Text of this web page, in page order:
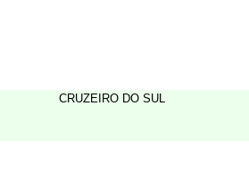
CRUZEIRO DO SUL